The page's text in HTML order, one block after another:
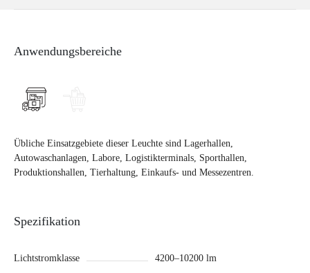
Anwendungsbereiche
Übliche Einsatzgebiete dieser Leuchte sind Lagerhallen,
Autowaschanlagen, Labore, Logistikterminals, Sporthallen,
Produktionshallen, Tierhaltung, Einkaufs- und Messezentren.
Spezifikation
Lichtstromklasse 4200–10200 lm